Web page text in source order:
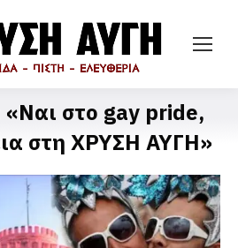
στο gay pride,
στη ΧΡΥΣΗ ΑΥΓΗ»